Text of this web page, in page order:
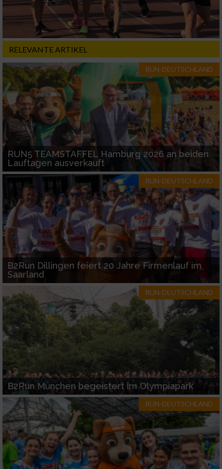
RELEVANTE ARTIKEL
RUN-DEUTSCHLAND
RUN5 TEAMSTAFFEL Hamburg 2026 an beiden
Lauftagen ausverkauft
RUN-DEUTSCHLAND
B2Run Dillingen feiert 20 Jahre Firmenlauf im
Saarland
RUN-DEUTSCHLAND
B2Run München begeistert im Olympiapark
RUN-DEUTSCHLAND